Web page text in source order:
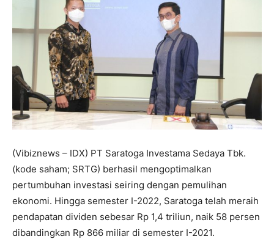
(Vibiznews – IDX) PT Saratoga Investama Sedaya Tbk.
(kode saham; SRTG) berhasil mengoptimalkan
pertumbuhan investasi seiring dengan pemulihan
ekonomi. Hingga semester I-2022, Saratoga telah meraih
pendapatan dividen sebesar Rp 1,4 triliun, naik 58 persen
dibandingkan Rp 866 miliar di semester I-2021.